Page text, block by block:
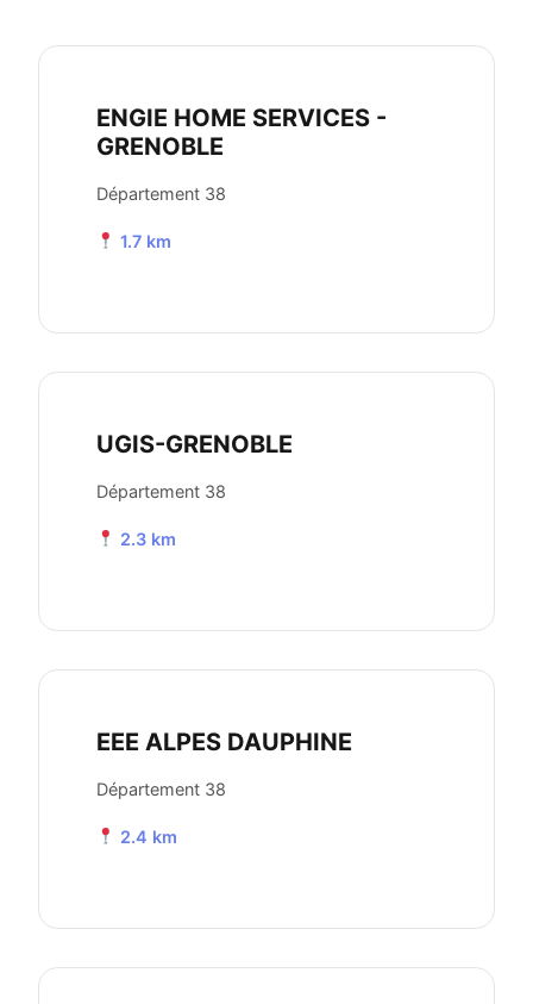
ENGIE HOME SERVICES -
GRENOBLE
Département 38
1.7 km
UGIS-GRENOBLE
Département 38
2.3 km
EEE ALPES DAUPHINE
Département 38
2.4 km